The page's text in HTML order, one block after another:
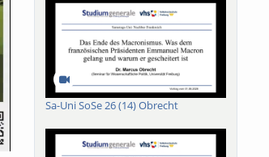
Sa-Uni SoSe 26 (14) Obrecht